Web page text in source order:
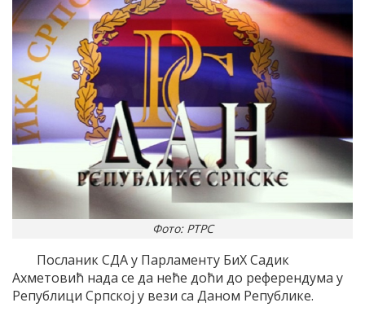
Фото: РТРС
Посланик СДА у Парламенту БиХ Садик
Ахметовић нада се да неће доћи до референдума у
Републици Српској у вези са Даном Републике.